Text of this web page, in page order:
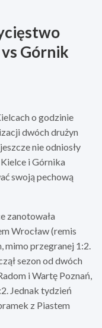
Górnik
o godzinie
dwóch drużyn
nie odniosły
i Górnika
swoją pechową
zanotowała
Wrocław (remis
mimo przegranej 1:2.
sezon od dwóch
i Wartę Poznań,
Jednak tydzień
z Piastem